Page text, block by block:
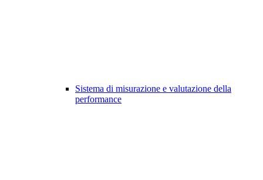
Sistema di misurazione e valutazione della
performance